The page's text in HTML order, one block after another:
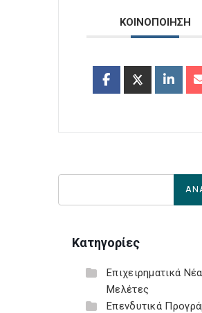
ΚΟΙΝΟΠΟΙΗΣΗ
Κατηγορίες
Επιχειρηματικά
Μελέτες
Επενδυτικά